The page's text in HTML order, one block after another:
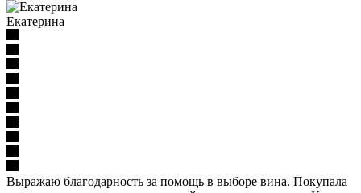
Екатерина
Выражаю благодарность за помощь в выборе вина. Покупала